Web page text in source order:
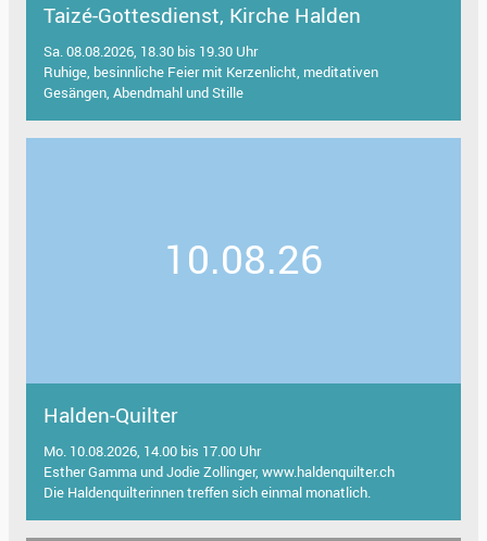
Taizé-Gottesdienst, Kirche Halden
Sa. 08.08.2026, 18.30 bis 19.30 Uhr
Ruhige, besinnliche Feier mit Kerzenlicht, meditativen
Gesängen, Abendmahl und Stille
10.08.26
Halden-Quilter
Mo. 10.08.2026, 14.00 bis 17.00 Uhr
Esther Gamma und Jodie Zollinger, www.haldenquilter.ch
Die Haldenquilterinnen treffen sich einmal monatlich.